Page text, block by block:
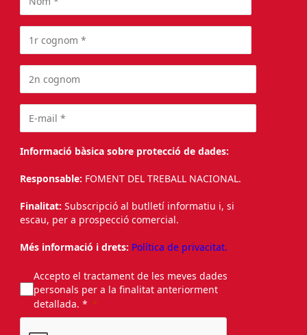
Informació bàsica sobre protecció de dades:
Responsable: FOMENT DEL TREBALL NACIONAL.
Finalitat: Subscripció al butlletí informatiu i, si
escau, per a prospecció comercial.
Més informació i drets: Política de privacitat.
Accepto el tractament de les meves dades
personals per a la finalitat anteriorment
detallada. *